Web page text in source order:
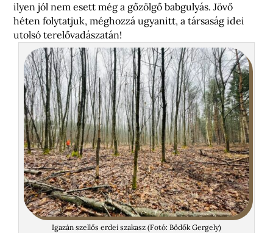
ilyen jól nem esett még a gőzölgő babgulyás. Jövő
héten folytatjuk, méghozzá ugyanitt, a társaság idei
utolsó terelővadászatán!
Igazán szellős erdei szakasz (Fotó: Bödők Gergely)